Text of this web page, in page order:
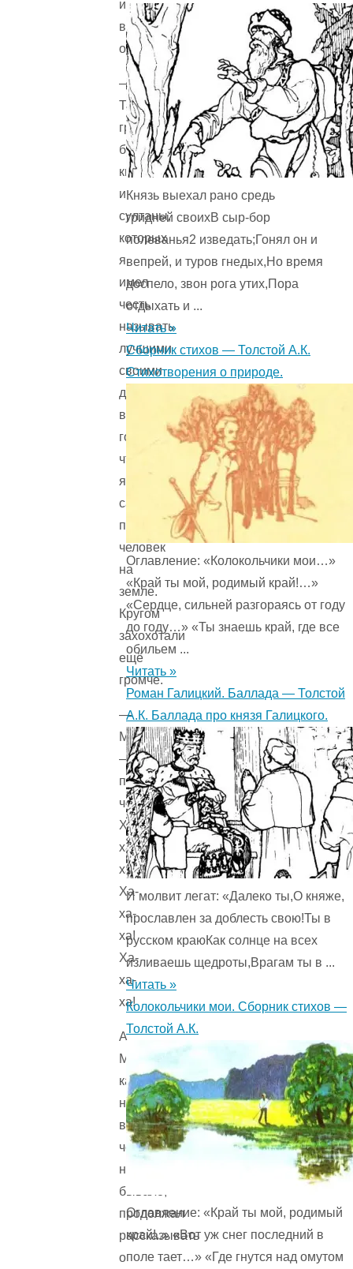
и
важно
ответил:
—
Те
графы,
бароны,
князья
и
султаны,
которых
я
имел
честь
называть
лучшими
своими
друзьями,
всегда
говорили,
что
я
самый
правдивый
человек
на
земле.
Кругом
захохотали
ещё
громче.
—
Мюнхаузен
—
правдивый
человек!
Ха-
ха-
ха!
Ха-
ха-
ха!
Ха-
ха-
ха!
А
Мюнхаузен,
как
ни
в
чём
не
бывало,
продолжал
рассказывать
о
Князь выехал рано средь
гридней своихВ сыр-бор
полеванья2 изведать;Гонял он и
вепрей, и туров гнедых,Но время
доспело, звон рога утих,Пора
отдыхать и ...
Читать »
Сборник стихов — Толстой А.К.
Стихотворения о природе.
Оглавление: «Колокольчики мои…»
«Край ты мой, родимый край!…»
«Сердце, сильней разгораясь от году
до году…» «Ты знаешь край, где все
обильем ...
Читать »
Роман Галицкий. Баллада — Толстой
А.К. Баллада про князя Галицкого.
И молвит легат: «Далеко ты,О княже,
прославлен за доблесть свою!Ты в
русском краюКак солнце на всех
изливаешь щедроты,Врагам ты в ...
Читать »
Колокольчики мои. Сборник стихов —
Толстой А.К.
Оглавление: «Край ты мой, родимый
край!..» «Вот уж снег последний в
поле тает…» «Где гнутся над омутом